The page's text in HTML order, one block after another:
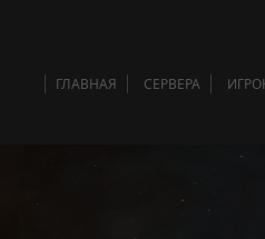
ГЛАВНАЯ СЕРВЕРА